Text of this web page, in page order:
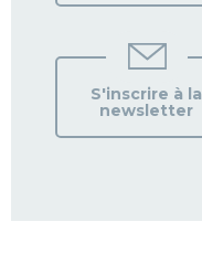
S'inscrire à la
newsletter